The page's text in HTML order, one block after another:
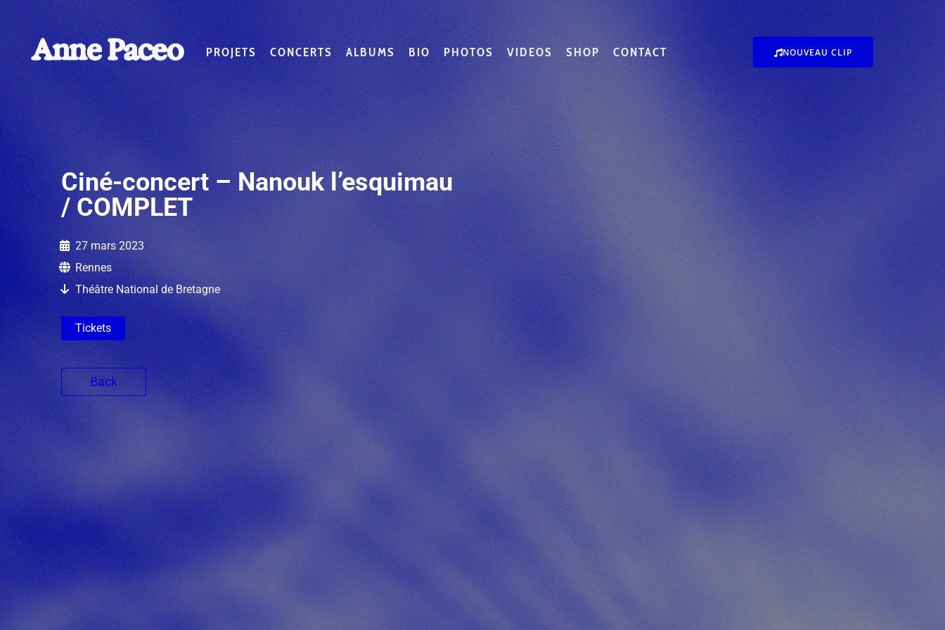
PROJETS CONCERTS ALBUMS BIO PHOTOS VIDEOS SHOP CONTACT NOUVEAU CLIP
Ciné-concert – Nanouk l’esquimau
/ COMPLET
27 mars 2023
Rennes
Théâtre National de Bretagne
Tickets
Back